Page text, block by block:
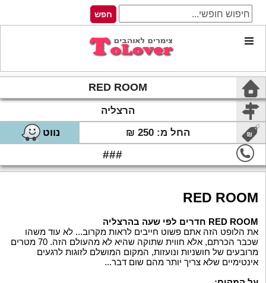
RED ROOM
הרצליה
החל מ: 250 ₪
נווט
###
RED ROOM
RED ROOM חדרים לפי שעה בהרצליה
את הלופט הזה אתם פשוט חייבים לראות מקרוב... לא עוד משהו
שכבר הכרתם, אלא חווית שתוקה שהיא לא מהעולם הזה. 70 מטרים
מרובעים של חושניות ונועזות, המקום המושלם לזוגות לרגעים
אינטימיים שלא צריך יותר מהם שום דבר...